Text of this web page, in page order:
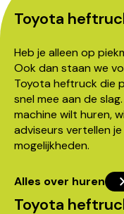
Toyota
Heb je alleen op
Ook dan staan we
Toyota heftruck die
snel mee aan de
machine wilt huren,
adviseurs vertellen
mogelijkheden.
Alles over huren
Toyota